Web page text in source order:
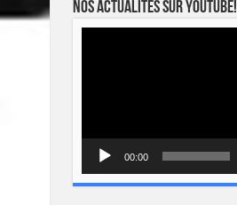
Nos actualités sur YOUTUBE!
00:00